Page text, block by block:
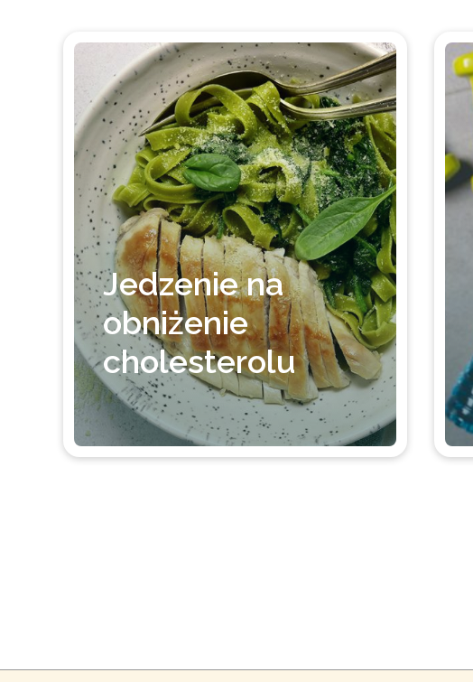
Jedzenie na
obniżenie
cholesterolu